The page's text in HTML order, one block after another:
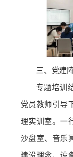
三、党建
专题培训
党员教师引导
理实训室。一
沙盘室、音乐
建设理念、设